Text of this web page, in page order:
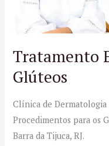
Tratamento
Glúteos
Clínica de
Procedimentos para os
Barra da Tijuca, RJ.